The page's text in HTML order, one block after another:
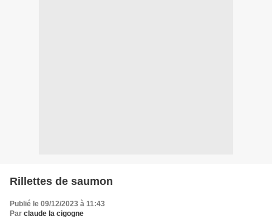
Rillettes de saumon
Publié le 09/12/2023 à 11:43
Par claude la cigogne